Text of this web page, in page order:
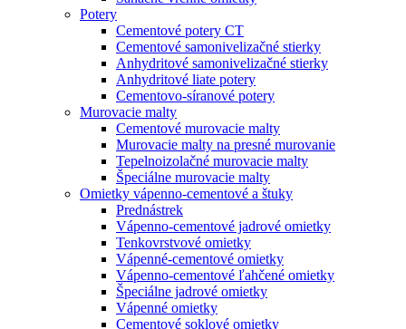
Potery
Cementové potery CT
Cementové samonivelizačné stierky
Anhydritové samonivelizačné stierky
Anhydritové liate potery
Cementovo-síranové potery
Murovacie malty
Cementové murovacie malty
Murovacie malty na presné murovanie
Tepelnoizolačné murovacie malty
Špeciálne murovacie malty
Omietky vápenno-cementové a štuky
Prednástrek
Vápenno-cementové jadrové omietky
Tenkovrstvové omietky
Vápenné-cementové omietky
Vápenno-cementové ľahčené omietky
Špeciálne jadrové omietky
Vápenné omietky
Cementové soklové omietky